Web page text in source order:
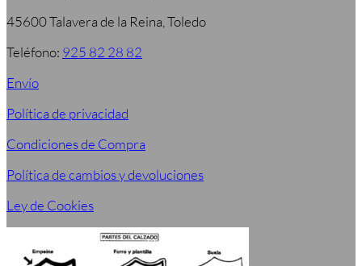
45600 Talavera de la Reina, Toledo
Teléfono: 925 82 28 82
Envío
Política de privacidad
Condiciones de Compra
Política de cambios y devoluciones
Ley de Cookies